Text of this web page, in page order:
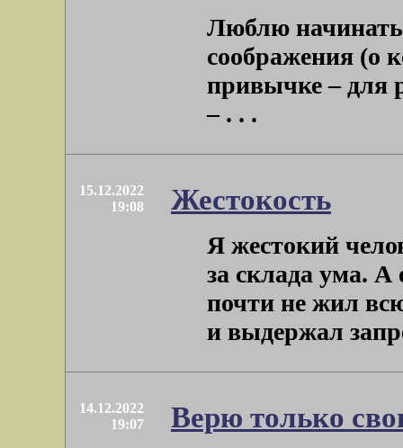
Люблю начинать
соображения (о
привычке – для
– . . .
15.12.2022
19:08
Жестокость
Я жестокий
за склада ума. А
почти не жил
и выдержал
14.12.2022
19:07
Верю только